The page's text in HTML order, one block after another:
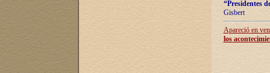
“Presidentes
Gisbert
Apareció en
los